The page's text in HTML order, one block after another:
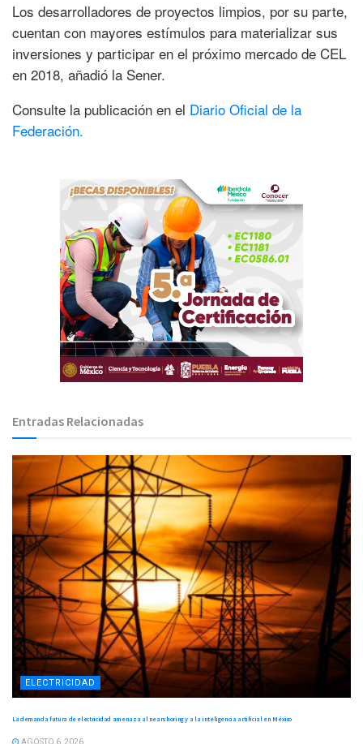
Los desarrolladores de proyectos limpios, por su parte,
cuentan con mayores estímulos para materializar sus
inversiones y participar en el próximo mercado de CEL
en 2018, añadió la Sener.
Consulte la publicación en el Diario Oficial de la
Federación.
Entradas Relacionadas
ELECTRICIDAD
La demanda futura de electricidad amenaza al nearshoring y a la inteligencia artificial en México